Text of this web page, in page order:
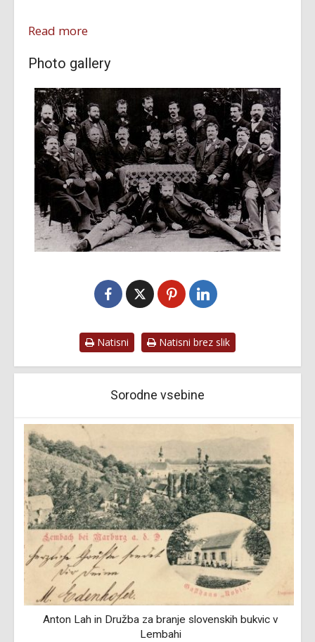
Read more
Photo gallery
Natisni Natisni brez slik
Sorodne vsebine
Anton Lah in Družba za branje slovenskih bukvic v
Lembahi